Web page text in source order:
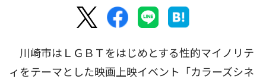
川崎市はＬＧＢＴをはじめとする性的マイノリテ
ィをテーマとした映画上映イベント「カラーズシネ